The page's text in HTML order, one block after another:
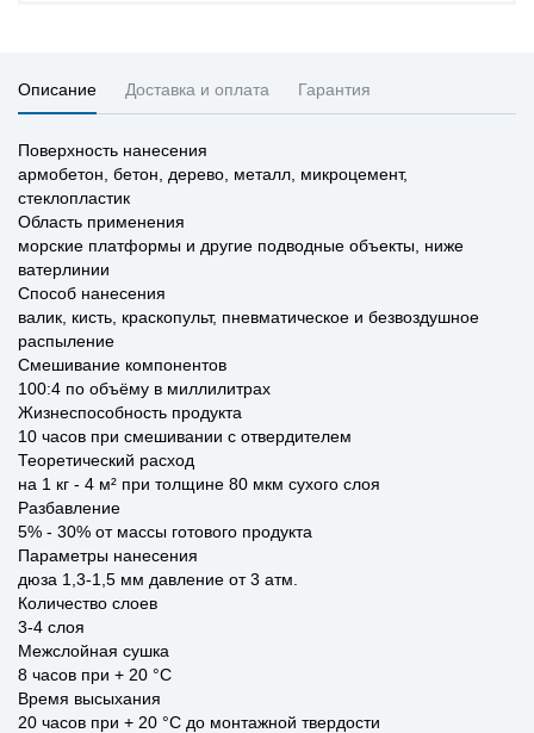
Описание Доставка и оплата Гарантия
Поверхность нанесения
армобетон, бетон, дерево, металл, микроцемент,
стеклопластик
Область применения
морские платформы и другие подводные объекты, ниже
ватерлинии
Способ нанесения
валик, кисть, краскопульт, пневматическое и безвоздушное
распыление
Смешивание компонентов
100:4 по объёму в миллилитрах
Жизнеспособность продукта
10 часов при смешивании с отвердителем
Теоретический расход
на 1 кг - 4 м² при толщине 80 мкм сухого слоя
Разбавление
5% - 30% от массы готового продукта
Параметры нанесения
дюза 1,3-1,5 мм давление от 3 атм.
Количество слоев
3-4 слоя
Межслойная сушка
8 часов при + 20 °C
Время высыхания
20 часов при + 20 °C до монтажной твердости